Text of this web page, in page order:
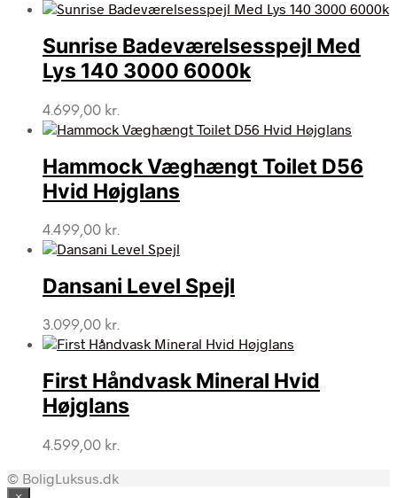
Sunrise Badeværelsesspejl Med
Lys 140 3000 6000k
4.699,00 kr.
Hammock Væghængt Toilet D56
Hvid Højglans
4.499,00 kr.
Dansani Level Spejl
3.099,00 kr.
First Håndvask Mineral Hvid
Højglans
4.599,00 kr.
© BoligLuksus.dk